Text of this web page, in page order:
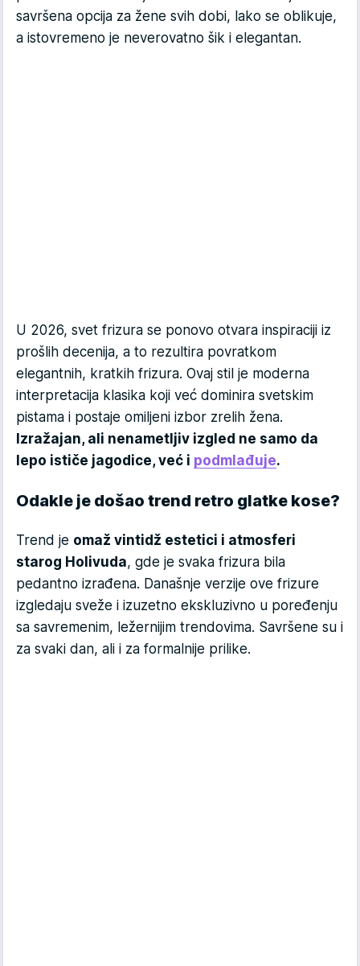
savršena opcija za žene svih dobi, lako se oblikuje,
a istovremeno je neverovatno šik i elegantan.
U 2026, svet frizura se ponovo otvara inspiraciji iz
prošlih decenija, a to rezultira povratkom
elegantnih, kratkih frizura. Ovaj stil je moderna
interpretacija klasika koji već dominira svetskim
pistama i postaje omiljeni izbor zrelih žena.
Izražajan, ali nenametljiv izgled ne samo da
lepo ističe jagodice, već i podmlađuje.
Odakle je došao trend retro glatke kose?
Trend je omaž vintidž estetici i atmosferi
starog Holivuda, gde je svaka frizura bila
pedantno izrađena. Današnje verzije ove frizure
izgledaju sveže i izuzetno ekskluzivno u poređenju
sa savremenim, ležernijim trendovima. Savršene su i
za svaki dan, ali i za formalnije prilike.